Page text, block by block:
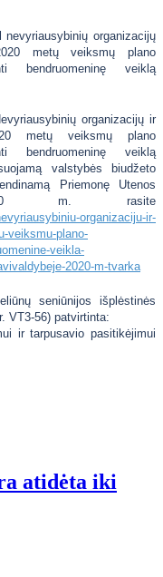
organizacijų
metų veiksmų plano
bendruomeninę veiklą
organizacijų ir
metų veiksmų plano
bendruomeninę veiklą
valstybės biudžeto
Priemonę Utenos
m. rasite
organizaciju-ir-
veiksmu-plano-
veikla-
2020-m-tvarka
seniūnijos išplėstinės
VT3-56) patvirtinta:
ir tarpusavio pasitikėjimui
atidėta iki